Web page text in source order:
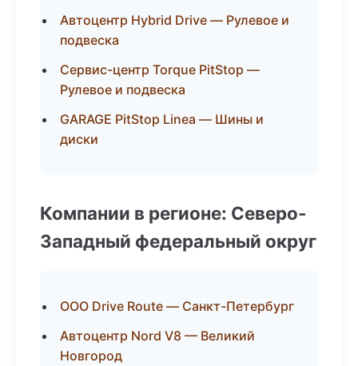
Автоцентр Hybrid Drive — Рулевое и
подвеска
Сервис-центр Torque PitStop —
Рулевое и подвеска
GARAGE PitStop Linea — Шины и
диски
Компании в регионе: Северо-
Западный федеральный округ
ООО Drive Route — Санкт-Петербург
Автоцентр Nord V8 — Великий
Новгород